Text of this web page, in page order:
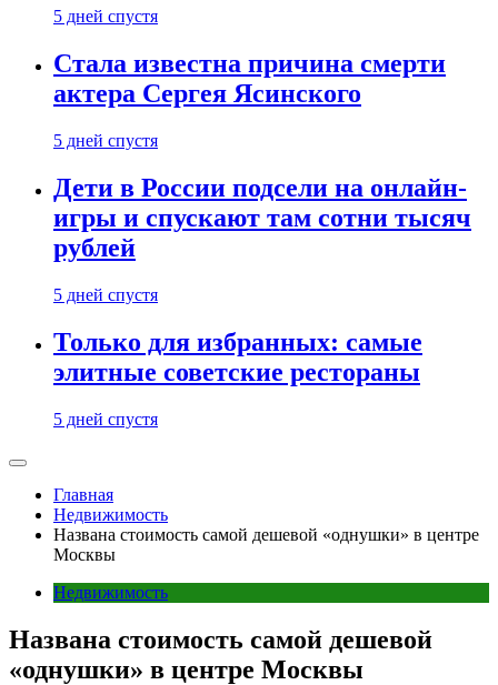
5 дней спустя
Стала известна причина смерти
актера Сергея Ясинского
5 дней спустя
Дети в России подсели на онлайн-
игры и спускают там сотни тысяч
рублей
5 дней спустя
Только для избранных: самые
элитные советские рестораны
5 дней спустя
Главная
Недвижимость
Названа стоимость самой дешевой «однушки» в центре
Москвы
Недвижимость
Названа стоимость самой дешевой
«однушки» в центре Москвы